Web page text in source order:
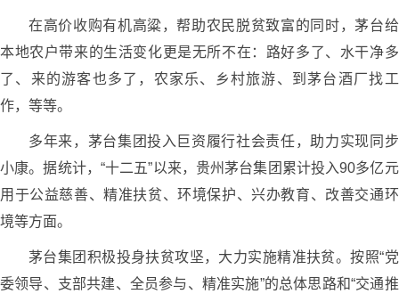
在高价收购有机高粱，帮助农民脱贫致富的同时，茅台给
本地农户带来的生活变化更是无所不在：路好多了、水干净多
了、来的游客也多了，农家乐、乡村旅游、到茅台酒厂找工
作，等等。
多年来，茅台集团投入巨资履行社会责任，助力实现同步
小康。据统计，“十二五”以来，贵州茅台集团累计投入90多亿元
用于公益慈善、精准扶贫、环境保护、兴办教育、改善交通环
境等方面。
茅台集团积极投身扶贫攻坚，大力实施精准扶贫。按照“党
委领导、支部共建、全员参与、精准实施”的总体思路和“交通推